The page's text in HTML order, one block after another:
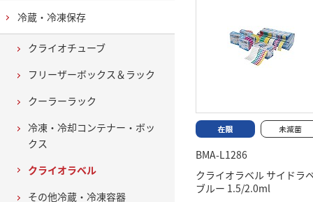
BMA-L1286
クライオラベル サイドラ
ブルー 1.5/2.0ml
冷蔵・冷凍保存
クライオチューブ
フリーザーボックス＆ラック
クーラーラック
冷凍・冷却コンテナー・ボッ
クス
クライオラベル
その他冷蔵・冷凍容器